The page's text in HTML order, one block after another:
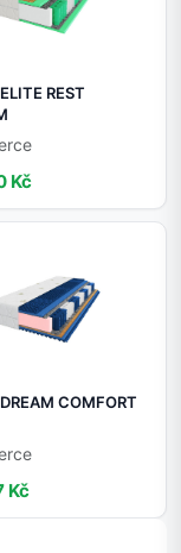
REST
Kč
COMFORT
Kč